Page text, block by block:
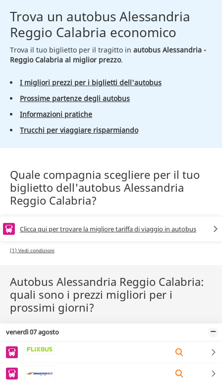
Trova un autobus Alessandria
Reggio Calabria economico
Trova il tuo biglietto per il tragitto in autobus Alessandria -
Reggio Calabria al miglior prezzo.
I migliori prezzi per i biglietti dell'autobus
Prossime partenze degli autobus
Informazioni pratiche
Trucchi per viaggiare risparmiando
Quale compagnia scegliere per il tuo
biglietto dell'autobus Alessandria
Reggio Calabria?
Clicca qui per trovare la migliore tariffa di viaggio in autobus
(1) Vedi condizioni
Autobus Alessandria Reggio Calabria:
quali sono i prezzi migliori per i
prossimi giorni?
venerdì 07 agosto